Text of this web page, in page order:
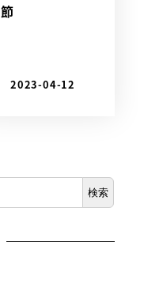
節
2023-04-12
検索